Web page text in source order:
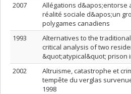
2007
Allégations d&apos;entorse
réalité sociale d&apos;un
polygames canadiens
1993
Alternatives to the
critical analysis of two
&quot;atypical&quot; prison
2002
Altruisme, catastrophe et
tempête du verglas
1998